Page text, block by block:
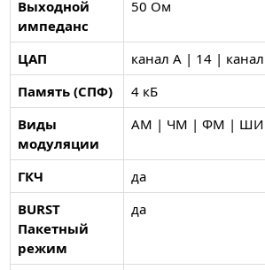
Выходной
импеданс
50 Ом
ЦАП
канал A | 14 |
Память (СПФ)
4 кБ
Виды
модуляции
АМ | ЧМ | ФМ |
ГКЧ
да
BURST
Пакетный
режим
да